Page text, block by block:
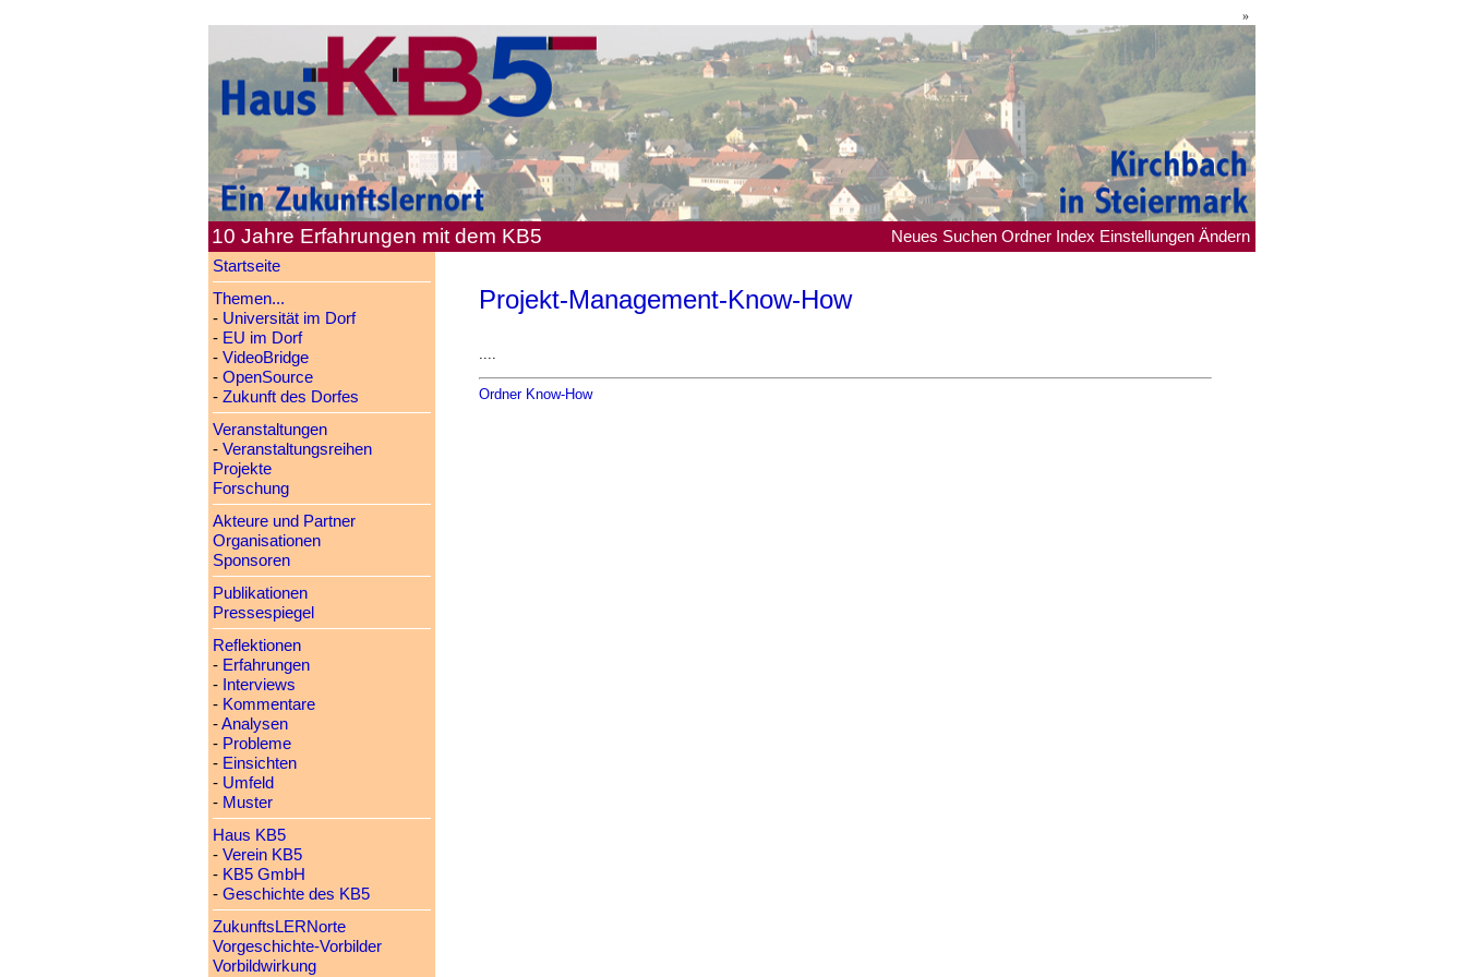
»
10 Jahre Erfahrungen mit dem KB5 Neues Suchen Ordner Index Einstellungen Ändern
Startseite
Themen...
- Universität im Dorf
- EU im Dorf
- VideoBridge
- OpenSource
- Zukunft des Dorfes
Veranstaltungen
- Veranstaltungsreihen
Projekte
Forschung
Akteure und Partner
Organisationen
Sponsoren
Publikationen
Pressespiegel
Reflektionen
- Erfahrungen
- Interviews
- Kommentare
-Analysen
- Probleme
- Einsichten
- Umfeld
- Muster
Haus KB5
- Verein KB5
- KB5 GmbH
- Geschichte des KB5
ZukunftsLERNorte
Vorgeschichte-Vorbilder
Vorbildwirkung
Projekt-Management-Know-How
....
Ordner Know-How